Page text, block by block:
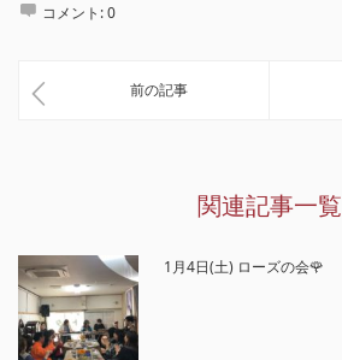
コメント:0
前の記事
関連記事一覧
1月4日(土) ローズの会🌹